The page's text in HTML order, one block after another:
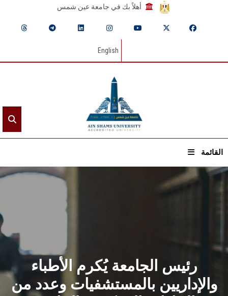
أهلاً بك في جامعة عين شمس
English
القائمة
الرئيسيـة
القطاعـات
الشئون الأكاديمية
البحث العلمي
رئيس الجامعة يُكرم الأطباء
والإداريين بالمستشفيات وعدد من